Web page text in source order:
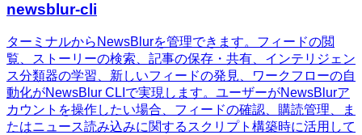
newsblur-cli
ターミナルからNewsBlurを管理できます。フィードの閲
覧、ストーリーの検索、記事の保存・共有、インテリジェン
ス分類器の学習、新しいフィードの発見、ワークフローの自
動化がNewsBlur CLIで実現します。ユーザーがNewsBlurア
カウントを操作したい場合、フィードの確認、購読管理、ま
たはニュース読み込みに関するスクリプト構築時に活用して